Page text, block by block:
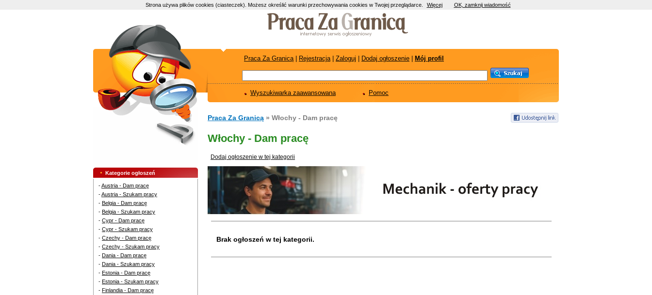
Praca Za Granicą| Rejestracja| Zaloguj Dodaj ogłoszenie Mój profil
Wyszukiwarka zaawansowana Pomoc
Praca Za Granicą » Włochy - Dam pracę
Włochy - Dam pracę
Dodaj ogłoszenie w tej kategorii
Brak ogłoszeń w tej kategorii.
Kategorie ogłoszeń
-Austria - Dam pracę
-Austria - Szukam pracy
- Belgia - Dam pracę
- Belgia - Szukam pracy
- Cypr - Dam pracę
- Cypr - Szukam pracy
- Czechy - Dam pracę
- Czechy - Szukam pracy
- Dania - Dam pracę
- Dania - Szukam pracy
- Estonia - Dam pracę
- Estonia - Szukam pracy
- Finlandia - Dam pracę
Strona używa plików cookies (ciasteczek). Możesz określić warunki przechowywania cookies w Twojej przeglądarce. Więcej OK, zamknij wiadomość